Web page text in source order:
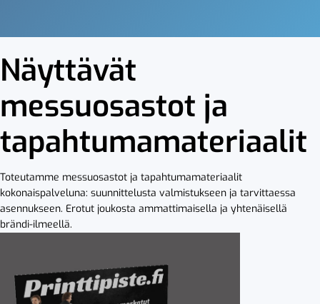
Näyttävät
messuosastot ja
tapahtumamateriaalit
Toteutamme messuosastot ja tapahtumamateriaalit
kokonaispalveluna: suunnittelusta valmistukseen ja tarvittaessa
asennukseen. Erotut joukosta ammattimaisella ja yhtenäisellä
brändi-ilmeellä.